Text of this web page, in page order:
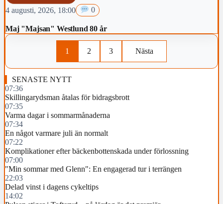
4 augusti, 2026, 18:00 0
Maj "Majsan" Westlund 80 år
1 2 3 Nästa
SENASTE NYTT
07:36
Skillingarydsman åtalas för bidragsbrott
07:35
Varma dagar i sommarmånaderna
07:34
En något varmare juli än normalt
07:22
Komplikationer efter bäckenbottenskada under förlossning
07:00
"Min sommar med Glenn": En engagerad tur i terrängen
22:03
Delad vinst i dagens cykeltips
14:02